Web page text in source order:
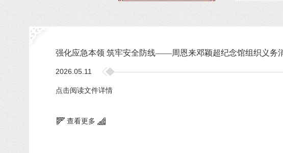
强化应急本领 筑牢安全防线——周恩来邓颖超纪念馆组织义务
2026.05.11
点击阅读文件详情
查看更多